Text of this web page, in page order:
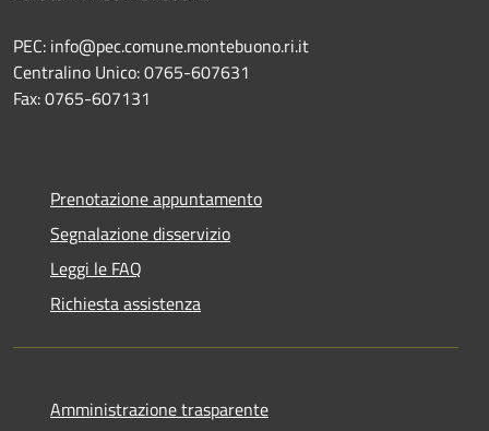
PEC: info@pec.comune.montebuono.ri.it
Centralino Unico: 0765-607631
Fax: 0765-607131
Prenotazione appuntamento
Segnalazione disservizio
Leggi le FAQ
Richiesta assistenza
Amministrazione trasparente